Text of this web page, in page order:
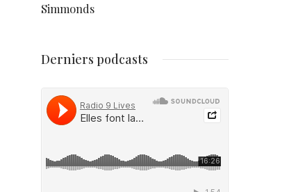
Simmonds
Derniers podcasts